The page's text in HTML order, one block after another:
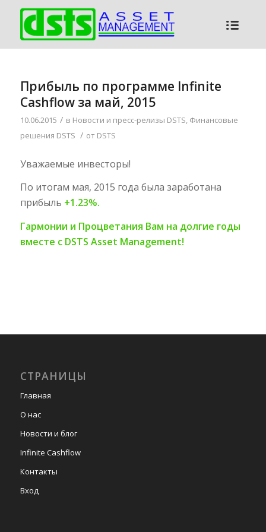
Прибыль по программе Infinite
Cashflow за май, 2015
10.06.2015 / в Новости и пресс-релизы DSTS, Финансовые
решения DSTS / от DSTS
Уважаемые инвесторы!
По итогам мая, 2015 года была заработана
прибыль +1.23%.
Гармонии и Процветания Вам на долгие годы
вместе с DSTS Asset Management!
СТРАНИЦЫ
Главная
О нас
Новости и блог
Infinite Cashflow
Контакты
Вход